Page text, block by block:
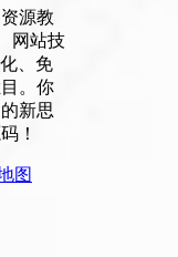
源教
网站技
、免
。你
新思
！
图